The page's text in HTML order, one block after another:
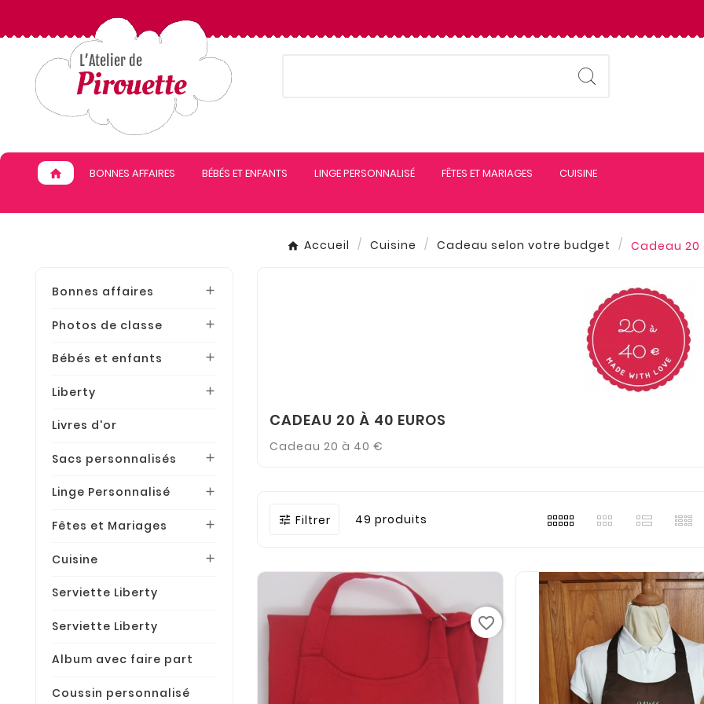
home BONNES AFFAIRES BÉBÉS ET ENFANTS LINGE PERSONNALISÉ FÊTES ET MARIAGES CUISINE
Accueil Cuisine Cadeau selon votre budget Cadeau 20
Bonnes affaires 
Photos de classe 
Bébés et enfants 
Liberty 
Livres d'or
Sacs personnalisés 
Linge Personnalisé 
Fêtes et Mariages 
Cuisine 
Serviette Liberty
Serviette Liberty
Album avec faire part
Coussin personnalisé
CADEAU 20 À 40 EUROS
Cadeau 20 à 40 €
 Filtrer 49 produits
favorite_border